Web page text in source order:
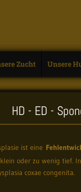
Zucht Unsere
HD - ED -
ist eine
oder zu wenig tief.
coxae congenita.